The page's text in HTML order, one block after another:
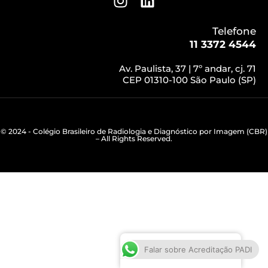
Telefone
11 3372 4544
Av. Paulista, 37 | 7º andar, cj. 71
CEP 01310-100 São Paulo (SP)
© 2024 - Colégio Brasileiro de Radiologia e Diagnóstico por Imagem (CBR)
– All Rights Reserved.
Português do Brasil
Falar sobre Acreditação PADI